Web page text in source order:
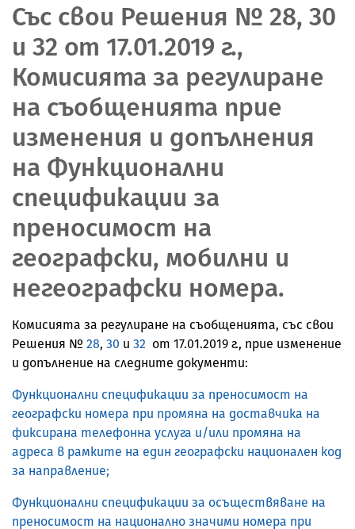
Със свои Решения № 28, 30
и 32 от 17.01.2019 г.,
Комисията за регулиране
на съобщенията прие
изменения и допълнения
на Функционални
спецификации за
преносимост на
географски, мобилни и
негеографски номера.
Комисията за регулиране на съобщенията, със свои
Решения № 28, 30 и 32 от 17.01.2019 г., прие изменение
и допълнение на следните документи:
Функционални спецификации за преносимост на
географски номера при промяна на доставчика на
фиксирана телефонна услуга и/или промяна на
адреса в рамките на един географски национален код
за направление;
Функционални спецификации за осъществяване на
преносимост на национално значими номера при